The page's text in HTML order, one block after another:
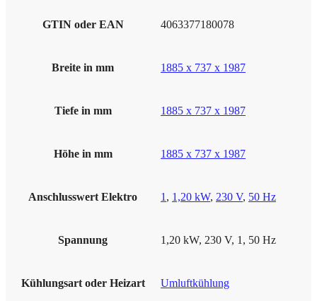
GTIN oder EAN 4063377180078
Breite in mm 1885 x 737 x 1987
Tiefe in mm 1885 x 737 x 1987
Höhe in mm 1885 x 737 x 1987
Anschlusswert Elektro 1 , 1,20 kW, 230 V, 50 Hz
Spannung 1,20 kW, 230 V, 1, 50 Hz
Kühlungsart oder Heizart Umluftkühlung